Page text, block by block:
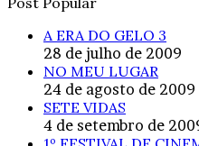
A ERA DO GELO 3
28 de julho de 2009
NO MEU LUGAR
24 de agosto de 2009
SETE VIDAS
4 de setembro de